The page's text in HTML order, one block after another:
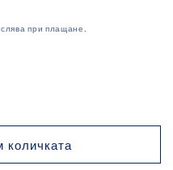
при плащане.
количката